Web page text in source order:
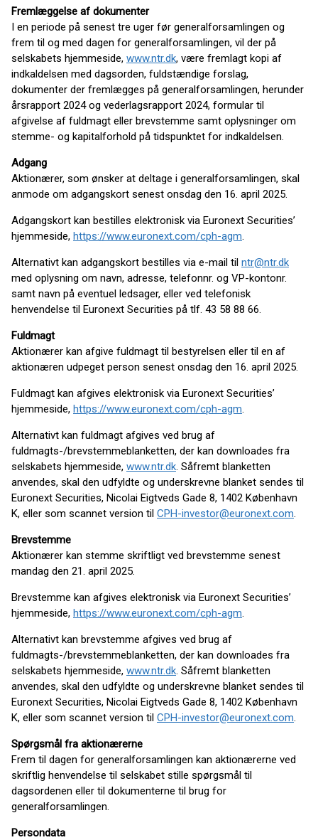
Fremlæggelse af dokumenter
I en periode på senest tre uger før generalforsamlingen og
frem til og med dagen for generalforsamlingen, vil der på
selskabets hjemmeside, www.ntr.dk, være fremlagt kopi af
indkaldelsen med dagsorden, fuldstændige forslag,
dokumenter der fremlægges på generalforsamlingen, herunder
årsrapport 2024 og vederlagsrapport 2024, formular til
afgivelse af fuldmagt eller brevstemme samt oplysninger om
stemme- og kapitalforhold på tidspunktet for indkaldelsen.
Adgang
Aktionærer, som ønsker at deltage i generalforsamlingen, skal
anmode om adgangskort senest onsdag den 16. april 2025.
Adgangskort kan bestilles elektronisk via Euronext Securities’
hjemmeside, https://www.euronext.com/cph-agm.
Alternativt kan adgangskort bestilles via e-mail til ntr@ntr.dk
med oplysning om navn, adresse, telefonnr. og VP-kontonr.
samt navn på eventuel ledsager, eller ved telefonisk
henvendelse til Euronext Securities på tlf. 43 58 88 66.
Fuldmagt
Aktionærer kan afgive fuldmagt til bestyrelsen eller til en af
aktionæren udpeget person senest onsdag den 16. april 2025.
Fuldmagt kan afgives elektronisk via Euronext Securities’
hjemmeside, https://www.euronext.com/cph-agm.
Alternativt kan fuldmagt afgives ved brug af
fuldmagts-/brevstemmeblanketten, der kan downloades fra
selskabets hjemmeside, www.ntr.dk. Såfremt blanketten
anvendes, skal den udfyldte og underskrevne blanket sendes til
Euronext Securities, Nicolai Eigtveds Gade 8, 1402 København
K, eller som scannet version til CPH-investor@euronext.com.
Brevstemme
Aktionærer kan stemme skriftligt ved brevstemme senest
mandag den 21. april 2025.
Brevstemme kan afgives elektronisk via Euronext Securities’
hjemmeside, https://www.euronext.com/cph-agm.
Alternativt kan brevstemme afgives ved brug af
fuldmagts-/brevstemmeblanketten, der kan downloades fra
selskabets hjemmeside, www.ntr.dk. Såfremt blanketten
anvendes, skal den udfyldte og underskrevne blanket sendes til
Euronext Securities, Nicolai Eigtveds Gade 8, 1402 København
K, eller som scannet version til CPH-investor@euronext.com.
Spørgsmål fra aktionærerne
Frem til dagen for generalforsamlingen kan aktionærerne ved
skriftlig henvendelse til selskabet stille spørgsmål til
dagsordenen eller til dokumenterne til brug for
generalforsamlingen.
Persondata